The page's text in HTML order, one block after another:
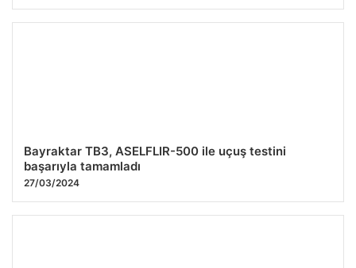
Bayraktar TB3, ASELFLIR-500 ile uçuş testini
başarıyla tamamladı
27/03/2024